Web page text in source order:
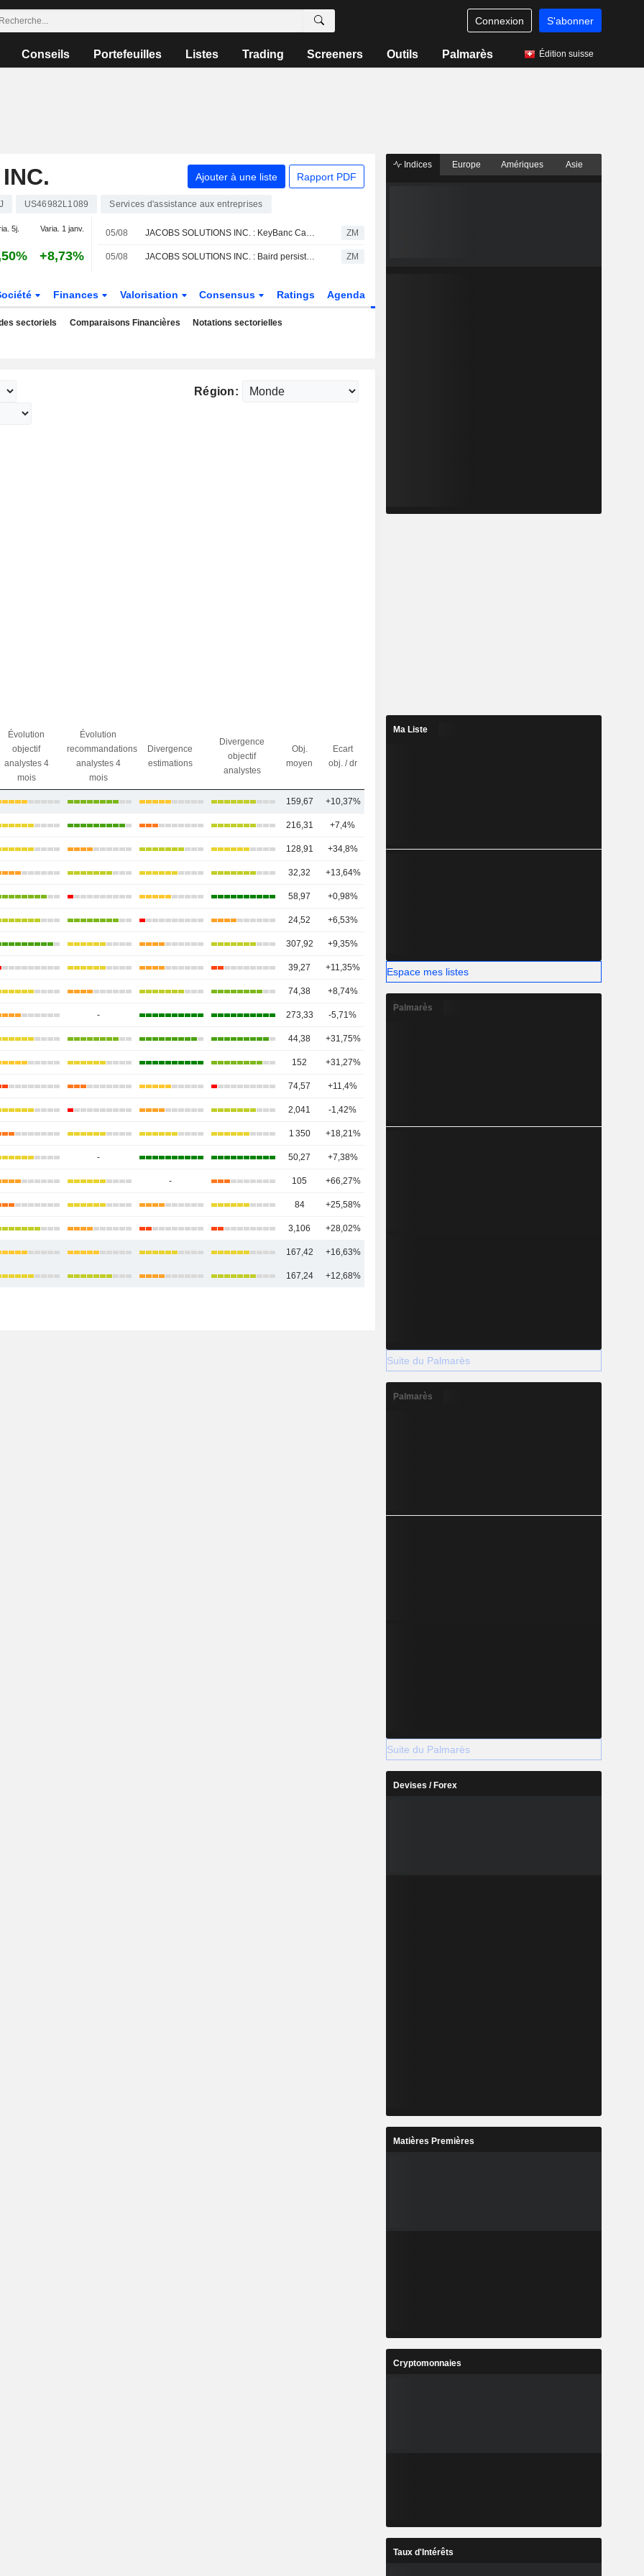
Connexion S'abonner
Conseils Portefeuilles Listes Trading Screeners Outils Palmarès Édition suisse
Ajouter à une liste Rapport PDF
J US46982L1089 Services d'assistance aux entreprises
5j. Varia. 1 janv.
+8,73%
05/08 JACOBS SOLUTIONS INC. : KeyBanc Capital Markets maintient sa recommandation à l'achat ZM
05/08 JACOBS SOLUTIONS INC. : Baird persiste à l'achat ZM
Finances Valorisation Consensus Ratings Agenda
sectoriels Comparaisons Financières Notations sectorielles
Région:
Évolution
objectif
analystes 4
mois
Évolution
recommandations
analystes 4
mois
Divergence
estimations
Divergence
objectif
analystes
Obj.
moyen
Ecart
obj. / dr
159,67 +10,37%
216,31 +7,4%
128,91 +34,8% 11
32,32 +13,64%
58,97 +0,98%
24,52 +6,53%
307,92 +9,35%
39,27 +11,35% 11
74,38 +8,74% 8
- 273,33 -5,71%
44,38 +31,75%
152 +31,27%
74,57 +11,4%
2,041 -1,42%
1 350 +18,21%
- 50,27 +7,38%
- 105 +66,27%
84 +25,58%
3,106 +28,02%
167,42 +16,63%
167,24 +12,68%
Indices Europe Amériques Asie
Ma Liste
Espace mes listes
Palmarès
Suite du Palmarès
Palmarès
Suite du Palmarès
Devises / Forex
Matières Premières
Cryptomonnaies
Taux d'Intérêts